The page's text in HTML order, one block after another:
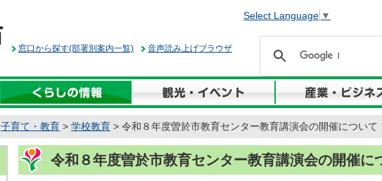
音声読み上げブラウザ
窓口から探す(部署別案内一覧)
Select Language ▼
子育て・教育 > 学校教育 > 令和８年度曽於市教育センター教育講演会の開催について
令和８年度曽於市教育センター教育講演会の開催に